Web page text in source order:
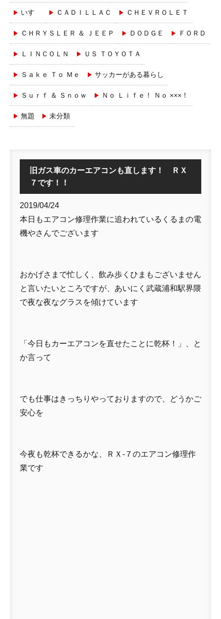
いすゞ ＣＡＤＩＬＬＡＣ ＣＨＥＶＲＯＬＥＴ
ＣＨＲＹＳＬＥＲ ＆ ＪＥＥＰ ＤＯＤＧＥ ＦＯＲＤ
ＬＩＮＣＯＬＮ ＵＳ ＴＯＹＯＴＡ
Ｓａｋｅ Ｔｏ Ｍｅ サッカーがある暮らし
Ｓｕｒｆ ＆ Ｓｎｏｗ Ｎｏ Ｌｉｆｅ！ Ｎｏ ×××！
無題 未分類
旧ガス車のカーエアコンも直します！ ＲＸ
７です！！
2019/04/24
本日もエアコン修理作業に追われているくるまの電
機やさんでございます
おかげさまで忙しく、飲み歩くひまもございません
と言いたいところですが、あいにく武蔵浦和駅界隈
で夜な夜なグラスを傾けています
「今日もカーエアコンを直せたことに乾杯！」、と
か言って
でも仕事はきっちりやっておりますので、どうかご
安心を
今夜も乾杯できるかな、ＲＸ-７のエアコン修理作
業です